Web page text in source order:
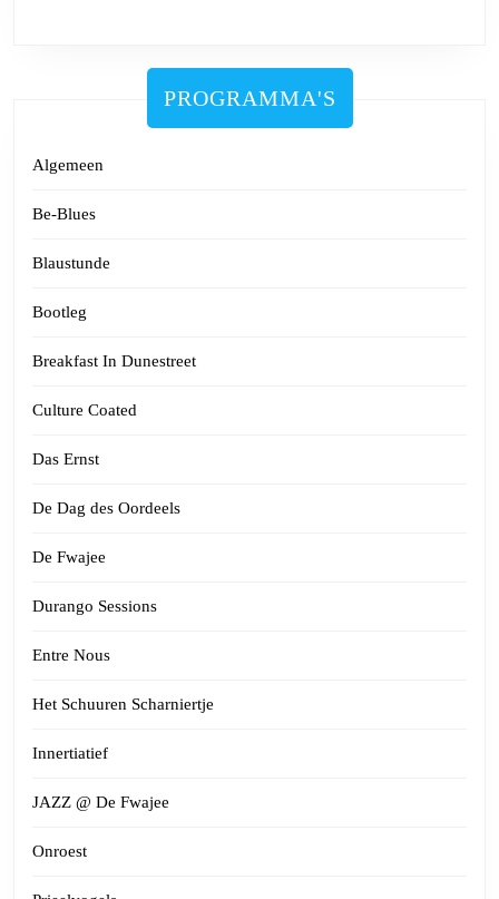
PROGRAMMA'S
Algemeen
Be-Blues
Blaustunde
Bootleg
Breakfast In Dunestreet
Culture Coated
Das Ernst
De Dag des Oordeels
De Fwajee
Durango Sessions
Entre Nous
Het Schuuren Scharniertje
Innertiatief
JAZZ @ De Fwajee
Onroest